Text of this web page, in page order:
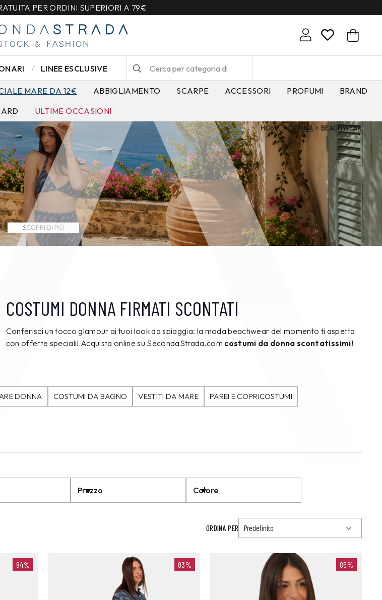
PER ORDINI SUPERIORI A 79€
MARE DA 12€ ABBIGLIAMENTO SCARPE ACCESSORI PROFUMI
BRAND
ULTIME OCCASIONI
LINEE ESCLUSIVE
HOME DONNA BEACHWEAR
COSTUMI DONNA FIRMATI SCONTATI
Conferisci un tocco glamour ai tuoi look da spiaggia: la moda beachwear del momento ti aspetta
con offerte speciali! Acquista online su SecondaStrada.com costumi da donna scontatissimi!
DONNA COSTUMI DA BAGNO VESTITI DA MARE PAREI E COPRICOSTUMI
Prezzo Colore
ORDINA PER
84% 83% 85%